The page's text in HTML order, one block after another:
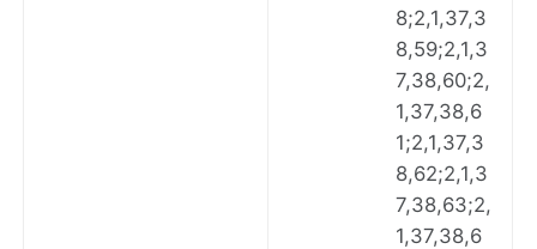
8;2,1,37,3
8,59;2,1,3
7,38,60;2,
1,37,38,6
1;2,1,37,3
8,62;2,1,3
7,38,63;2,
1,37,38,6